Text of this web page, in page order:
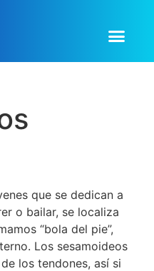
que se dedican a
o bailar, se localiza
“bola del pie”,
Los sesamoideos
los tendones, así si